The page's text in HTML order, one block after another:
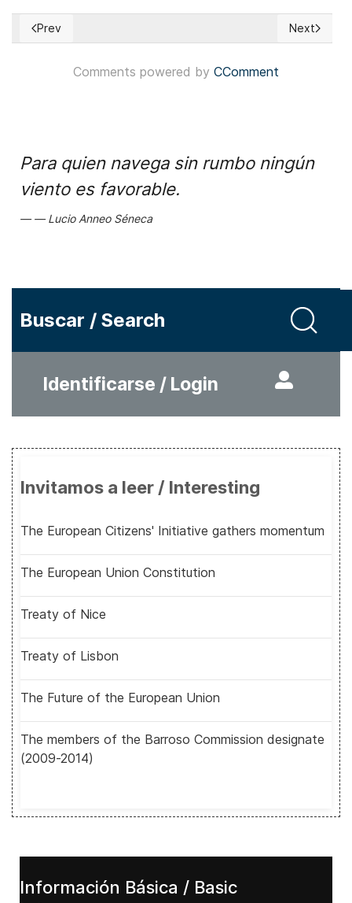
Previous article: Tailandia: Concluye campaña electoral
Prev Next
Next
Comments powered by CComment
Para quien navega sin rumbo ningún
viento es favorable.
Lucio Anneo Séneca
Buscar / Search
Identificarse / Login
Invitamos a leer / Interesting
The European Citizens' Initiative gathers momentum
The European Union Constitution
Treaty of Nice
Treaty of Lisbon
The Future of the European Union
The members of the Barroso Commission designate
(2009-2014)
Información Básica / Basic